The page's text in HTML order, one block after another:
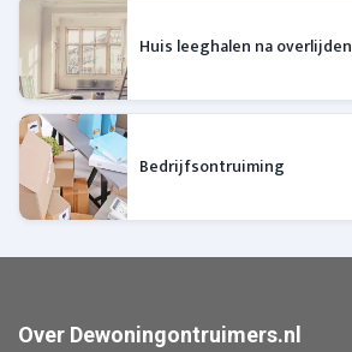
Huis leeghalen na overlijden
Bedrijfsontruiming
Over Dewoningontruimers.nl